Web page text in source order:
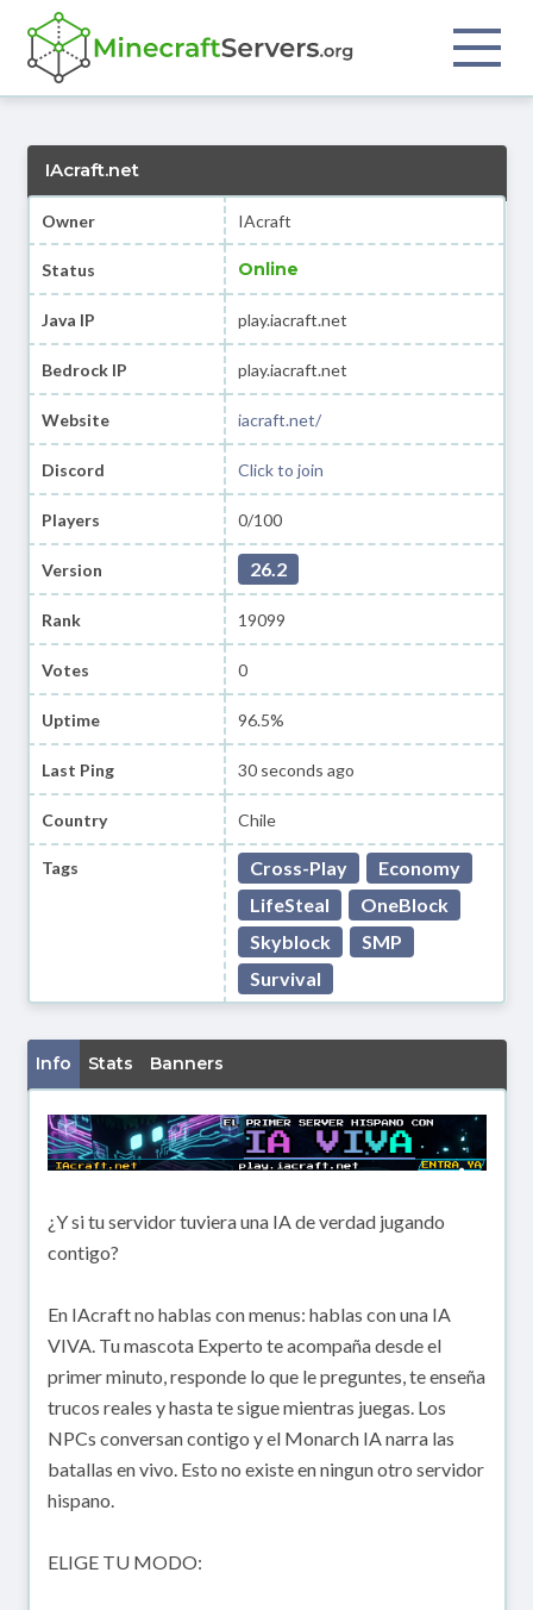
IAcraft.net
Owner IAcraft
Status Online
Java IP play.iacraft.net
Bedrock IP play.iacraft.net
Website iacraft.net/
Discord Click to join
Players 0/100
Version 26.2
Rank 19099
Votes 0
Uptime 96.5%
Last Ping 30 seconds ago
Country Chile
Tags Cross-Play
Economy
LifeSteal
OneBlock
Skyblock
SMP
Survival
Info Stats Banners
¿Y si tu servidor tuviera una IA de verdad jugando
contigo?
En IAcraft no hablas con menus: hablas con una IA
VIVA. Tu mascota Experto te acompaña desde el
primer minuto, responde lo que le preguntes, te enseña
trucos reales y hasta te sigue mientras juegas. Los
NPCs conversan contigo y el Monarch IA narra las
batallas en vivo. Esto no existe en ningun otro servidor
hispano.
ELIGE TU MODO: